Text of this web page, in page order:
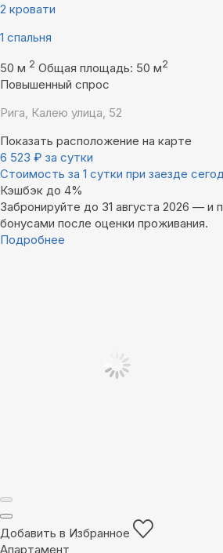
2 кровати
1 спальня
50 м 2 Общая площадь: 50 м2
Повышенный спрос
Рига, Калею улица, 52
Показать расположение на карте
6 523 ₽ за сутки
Стоимость за 1 сутки при заезде
Кэшбэк до 4%
Забронируйте до 31 августа 2026 — и
бонусами после оценки проживания.
Подробнее
Добавить в Избранное
Апартамент